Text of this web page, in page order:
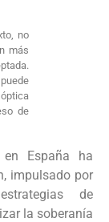
no
más
de
en España ha
impulsado por
de
la soberanía